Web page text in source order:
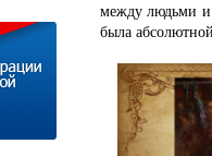
между людьми и
была